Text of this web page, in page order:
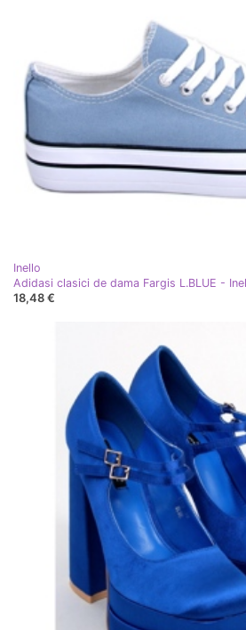
Inello
Adidasi clasici de dama Fargis L.BLUE -
18,48 €